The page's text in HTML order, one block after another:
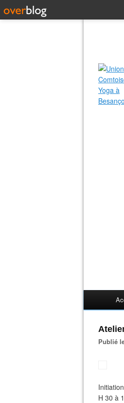
Publié
H 30 à